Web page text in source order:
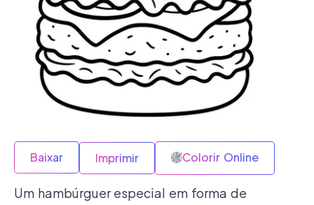
Baixar Imprimir Colorir Online
Um hambúrguer especial em forma de